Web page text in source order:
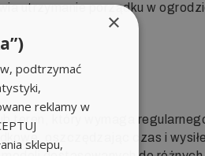
utrzymanie porządku w
teren, który wymaga
oszczędzając czas i
×
podtrzymać
reklamy w
sklepu,